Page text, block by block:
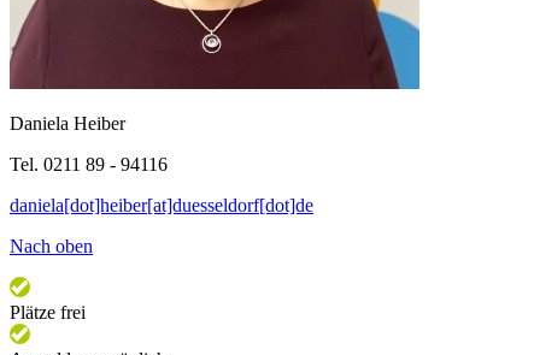
Daniela Heiber
Tel. 0211 89 - 94116
daniela[dot]heiber[at]duesseldorf[dot]de
Nach oben
Plätze frei